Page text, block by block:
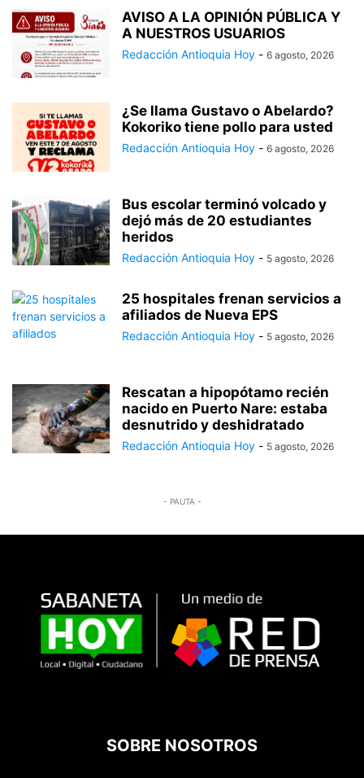
AVISO A LA OPINIÓN PÚBLICA Y
A NUESTROS USUARIOS
Redacción Antioquia Hoy - 6 agosto, 2026
¿Se llama Gustavo o Abelardo?
Kokoriko tiene pollo para usted
Redacción Antioquia Hoy - 6 agosto, 2026
Bus escolar terminó volcado y
dejó más de 20 estudiantes
heridos
Redacción Antioquia Hoy - 5 agosto, 2026
25 hospitales frenan servicios a
afiliados de Nueva EPS
Redacción Antioquia Hoy - 5 agosto, 2026
Rescatan a hipopótamo recién
nacido en Puerto Nare: estaba
desnutrido y deshidratado
Redacción Antioquia Hoy - 5 agosto, 2026
- PAUTA -
SOBRE NOSOTROS